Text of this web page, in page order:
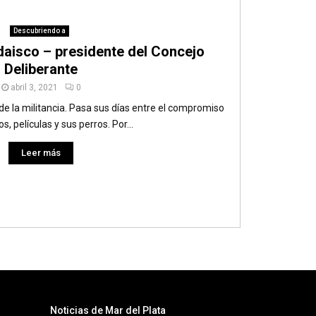
Descubriendo a
– presidente del Concejo
Deliberante
abril 3, 2021 0
la militancia. Pasa sus días entre el compromiso
películas y sus perros. Por...
Leer más
Noticias de Mar del Plata